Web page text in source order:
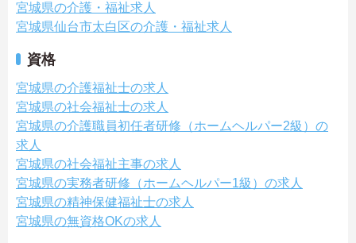
宮城県の介護・福祉求人
宮城県仙台市太白区の介護・福祉求人
資格
宮城県の介護福祉士の求人
宮城県の社会福祉士の求人
宮城県の介護職員初任者研修（ホームヘルパー2級）の
求人
宮城県の社会福祉主事の求人
宮城県の実務者研修（ホームヘルパー1級）の求人
宮城県の精神保健福祉士の求人
宮城県の無資格OKの求人